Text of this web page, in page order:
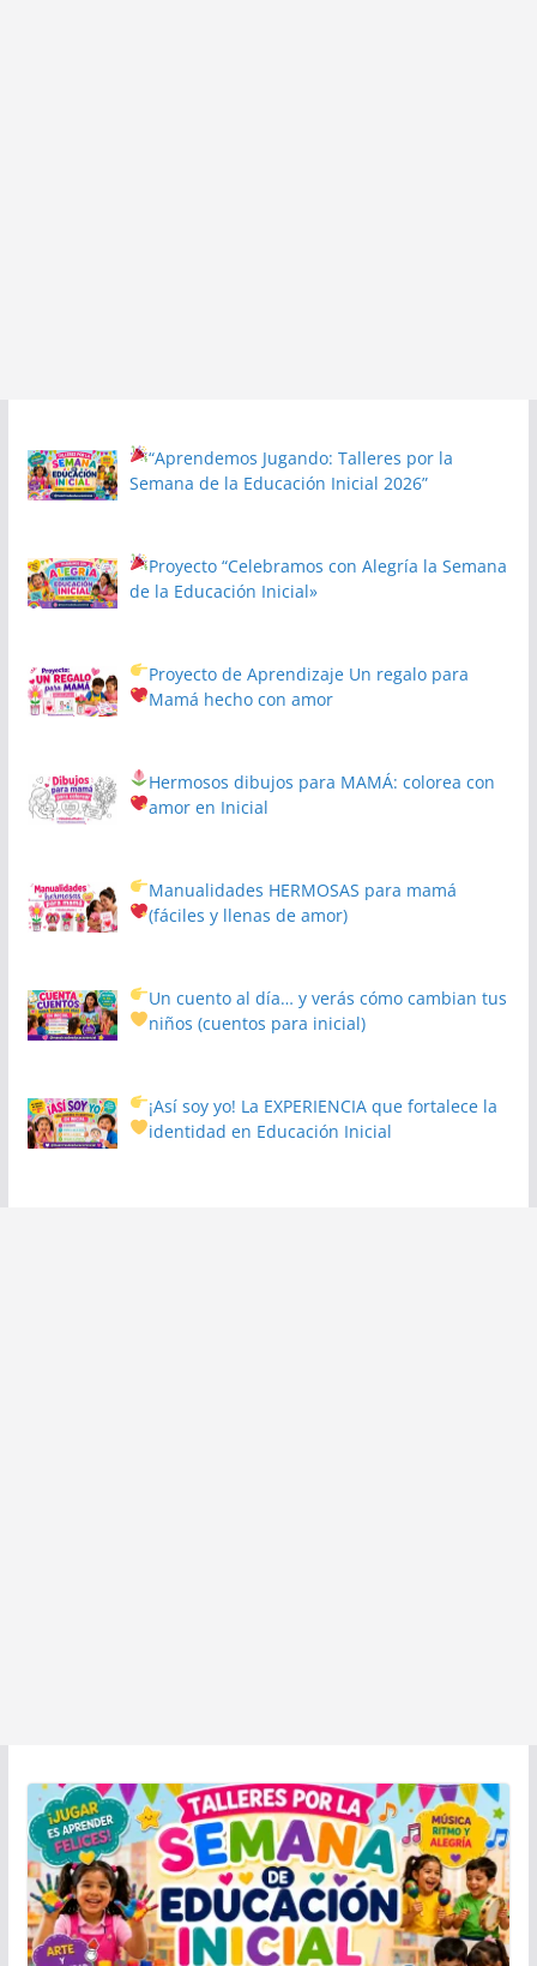
“Aprendemos Jugando: Talleres por la
Semana de la Educación Inicial 2026”
Proyecto“Celebramos con Alegría la Semana
de la Educación Inicial»
Proyecto de Aprendizaje Un regalo para
Mamá hecho con amor
Hermosos dibujos para MAMÁ: colorea con
amor en Inicial
Manualidades HERMOSAS para mamá
(fáciles y llenas de amor)
Un cuento al día… y verás cómo cambian tus
niños(cuentos para inicial)
¡Así soy yo! La EXPERIENCIA que fortalece la
identidad en Educación Inicial